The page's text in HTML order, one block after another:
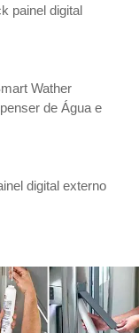
painel digital
Wather
de Água e
digital externo